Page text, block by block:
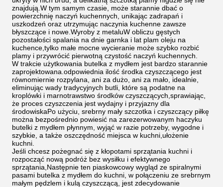
znajdują.W tym samym czasie, może starannie dbać o
powierzchnię naczyń kuchennych, unikając zadrapań i
uszkodzeń oraz utrzymując naczynia kuchenne zawsze
błyszczące i nowe.Wyroby z metaluW obliczu gęstych
pozostałości spalania na dnie garnka i lat plam oleju na
kuchence,tylko małe mocne wycieranie może szybko rozbić
plamy i przywrócić pierwotną czystość naczyń kuchennych.
W trakcie użytkowania butelka z mydłem jest bardzo starannie
zaprojektowana.odpowiednia ilość środka czyszczącego jest
równomiernie rozpylana, ani za dużo, ani za mało, idealnie,
eliminując wady tradycyjnych butli, które są podatne na
kroplówki i marnotrawstwo środków czyszczących,sprawiając,
że proces czyszczenia jest wydajny i przyjazny dla
środowiskaPo użyciu, srebrny mały szczotka i czyszczący piłkę
można bezpośrednio powiesić na zarezerwowanym haczyku
butelki z mydłem płynnym, wyjąć w razie potrzeby, wygodne i
szybkie, a także oszczędność miejsca w kuchni,ułożenie
kuchni.
Jeśli chcesz pożegnać się z kłopotami sprzątania kuchni i
rozpocząć nową podróż bez wysiłku i efektywnego
sprzątania,Następnie ten piaskowcowy wygląd ze spiralnymi
pasami butelka z mydłem do kuchni, w połączeniu ze srebrnym
małym pędzlem i kulą czyszczącą, jest zdecydowanie